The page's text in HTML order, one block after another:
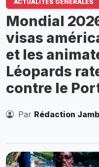
ACTUALITÉS GÉNÉRALES
Mondial
visas
et les
Léopards
contre le
Par Rédaction